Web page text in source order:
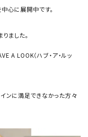
心に展開中です。
ました。
A LOOK（ハブ・ア・ルッ
ンに満足できなかった方々